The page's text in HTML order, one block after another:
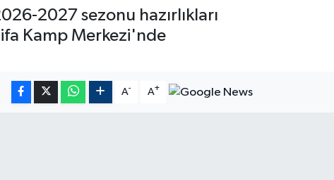
2027 sezonu hazırlıkları
Kamp Merkezi'nde
A- A+